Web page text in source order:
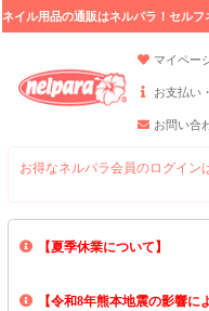
ネイル用品の通販はネルパラ！セル
マイペー
お支払い
お問い合
お得なネルパラ会員のログイン
【夏季休業について】
8/13(木)～8/16(日)の間｢出荷
【令和8年熊本地震の影響に